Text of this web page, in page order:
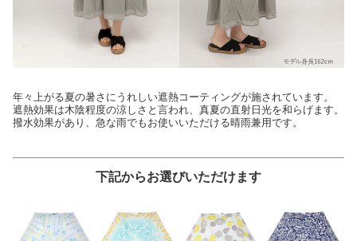
年々上がる夏の暑さにうれしい遮熱コーティングが施されています。
遮熱効果は木陰程度の涼しさと言われ、真夏の直射日光を和らげます。
撥水効果があり、急な雨でもお使いいただける晴雨兼用です。
下記からお選びいただけます